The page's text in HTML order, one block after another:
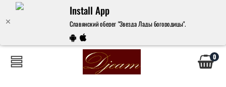
Install App
Славянский оберег "Звезда Лады богородицы".
0